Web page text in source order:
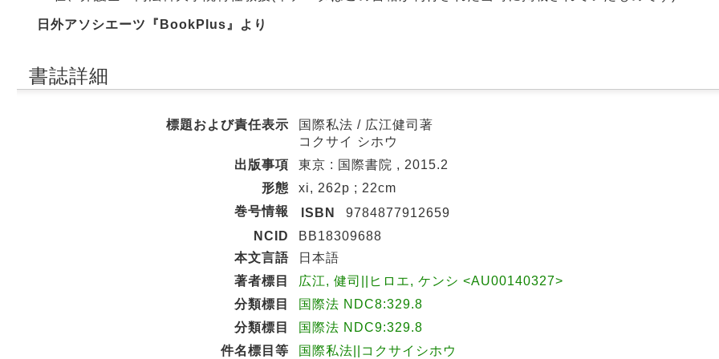
日外アソシエーツ『BookPlus』より
書誌詳細
標題および責任表示
国際私法 / 広江健司著
コクサイ シホウ
出版事項
東京 : 国際書院 , 2015.2
形態
xi, 262p ; 22cm
巻号情報
ISBN
9784877912659
NCID
BB18309688
本文言語
日本語
著者標目
広江, 健司||ヒロエ, ケンシ <AU00140327>
分類標目
国際法 NDC8:329.8
分類標目
国際法 NDC9:329.8
件名標目等
国際私法||コクサイシホウ